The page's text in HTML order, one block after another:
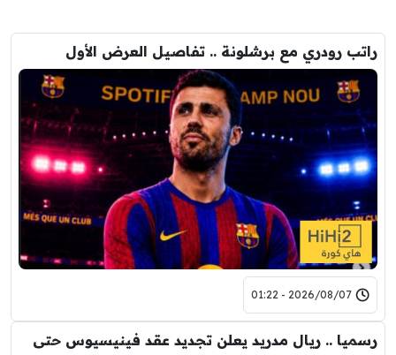
راتب رودري مع برشلونة .. تفاصيل العرض الأول
2026/08/07 - 01:22
رسميا .. ريال مدريد يعلن تجديد عقد فينيسيوس حتى